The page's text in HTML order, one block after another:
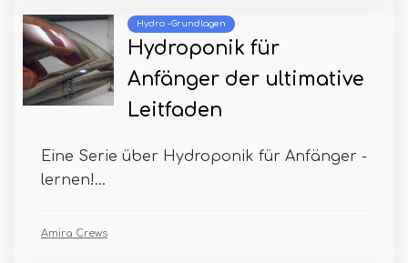
Hydro -Grundlagen
Hydroponik für
Anfänger der ultimative
Leitfaden
Eine Serie über Hydroponik für Anfänger -
lernen!...
Amira Crews